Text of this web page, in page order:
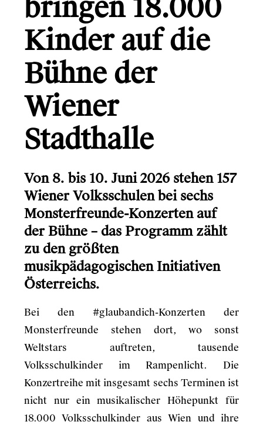
Gründerio
Canal+
Learning Hospital
Friends in Flats
LG
Monsterfreunde
Info
Kontakt
bringen 18.000
Kinder auf die
Bühne der
Wiener
Stadthalle
Von 8. bis 10. Juni 2026 stehen 157
Wiener Volksschulen bei sechs
Monsterfreunde-Konzerten auf
der Bühne – das Programm zählt
zu den größten
musikpädagogischen Initiativen
Österreichs.
Bei den #glaubandich-Konzerten der
Monsterfreunde stehen dort, wo sonst
Weltstars auftreten, tausende
Volksschulkinder im Rampenlicht. Die
Konzertreihe mit insgesamt sechs Terminen ist
nicht nur ein musikalischer Höhepunkt für
18.000 Volksschulkinder aus Wien und ihre